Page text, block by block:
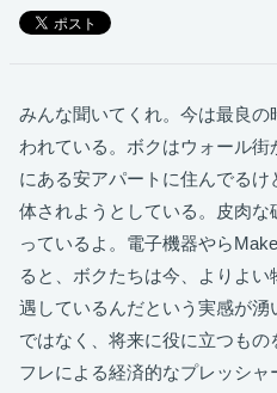
みんな聞いてくれ。今は最良
われている。ボクはウォール
にある安アパートに住んでる
体されようとしている。皮肉
っているよ。電子機器やら
ると、ボクたちは今、よりよ
遇しているんだという実感が
ではなく、将来に役に立つも
フレによる経済的なプレッシ